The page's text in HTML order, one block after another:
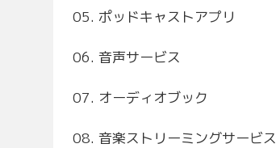
05. ポッドキャストアプリ
06. 音声サービス
07. オーディオブック
08. 音楽ストリーミングサービス